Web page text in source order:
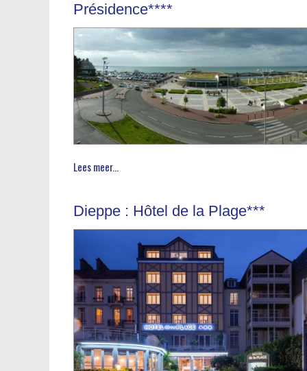
Présidence****
Lees meer...
Dieppe : Hôtel de la Plage***